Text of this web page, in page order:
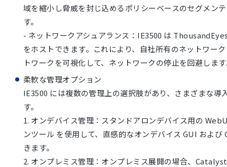
域を縮小し脅威を封じ込めるポリシーベースのセグメン
す。
- ネットワークアシュアランス：IE3500 は
をホストできます。これにより、自社所有のネットワー
トワークを可視化して、ネットワークの停止を回避しま
柔軟な管理オプション
IE3500 には複数の管理上の選択肢があり、さまざまな導
す。
1. オンデバイス管理：スタンドアロンデバイス用の
ンツール を使用して、直感的なオンデバイス GUI および
きます。
2. オンプレミス管理：オンプレミス展開の場合、